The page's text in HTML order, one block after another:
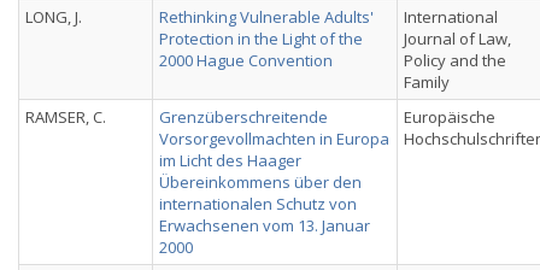
LONG, J.
Rethinking Vulnerable Adults'
Protection in the Light of the
2000 Hague Convention
International
Journal of Law,
Policy and the
Family
RAMSER, C.
Grenzüberschreitende
Vorsorgevollmachten in Europa
im Licht des Haager
Übereinkommens über den
internationalen Schutz von
Erwachsenen vom 13. Januar
2000
Europäische